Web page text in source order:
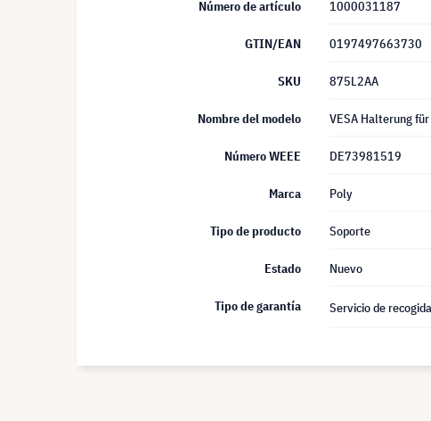
Número de artículo 1000031187
GTIN/EAN 0197497663730
SKU 875L2AA
Nombre del modelo VESA Halterung
Número WEEE DE73981519
Marca Poly
Tipo de producto Soporte
Estado Nuevo
Tipo de garantía Servicio de recogida